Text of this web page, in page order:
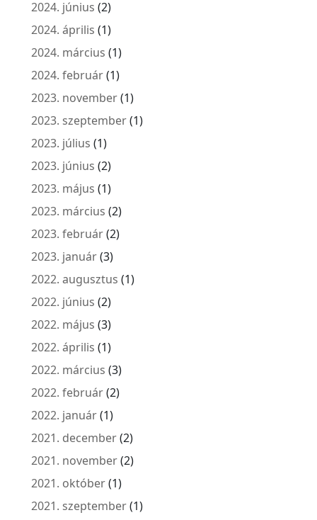
2024. június (2)
2024. április (1)
2024. március (1)
2024. február(1)
2023. november(1)
2023. szeptember(1)
2023. július (1)
2023. június (2)
2023. május (1)
2023. március (2)
2023. február(2)
2023. január(3)
2022. augusztus (1)
2022. június (2)
2022. május (3)
2022. április (1)
2022. március (3)
2022. február(2)
2022. január(1)
2021. december(2)
2021. november(2)
2021. október(1)
2021. szeptember(1)